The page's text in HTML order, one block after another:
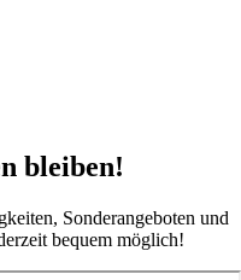
bleiben!
Sonderangeboten und
bequem möglich!